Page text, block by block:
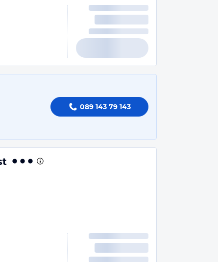
089 143 79 143